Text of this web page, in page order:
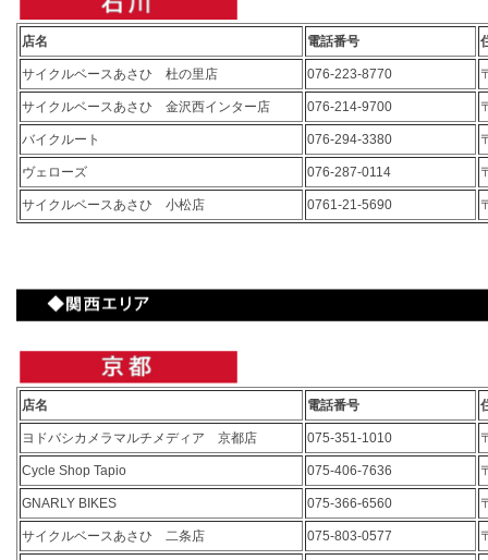
店名 電話番号
サイクルベースあさひ 杜の里店 076-223-8770
サイクルベースあさひ 金沢西インター店 076-214-9700
バイクルート 076-294-3380
ヴェローズ 076-287-0114
サイクルベースあさひ 小松店 0761-21-5690
店名 電話番号
ヨドバシカメラマルチメディア 京都店 075-351-1010
Cycle Shop Tapio 075-406-7636
GNARLY BIKES 075-366-6560
サイクルベースあさひ 二条店 075-803-0577